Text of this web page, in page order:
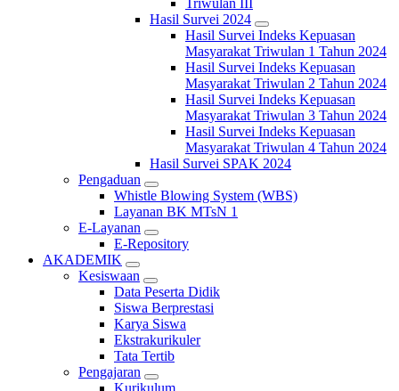
Triwulan III
Hasil Survei 2024
Hasil Survei Indeks Kepuasan
Masyarakat Triwulan 1 Tahun 2024
Hasil Survei Indeks Kepuasan
Masyarakat Triwulan 2 Tahun 2024
Hasil Survei Indeks Kepuasan
Masyarakat Triwulan 3 Tahun 2024
Hasil Survei Indeks Kepuasan
Masyarakat Triwulan 4 Tahun 2024
Hasil Survei SPAK 2024
Pengaduan
Whistle Blowing System (WBS)
Layanan BK MTsN 1
E-Layanan
E-Repository
AKADEMIK
Kesiswaan
Data Peserta Didik
Siswa Berprestasi
Karya Siswa
Ekstrakurikuler
Tata Tertib
Pengajaran
Kurikulum